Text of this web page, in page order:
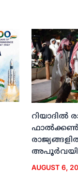
റിയാദില്‍
ഫാല്‍ക്കണ്‍
AUGUST 6,